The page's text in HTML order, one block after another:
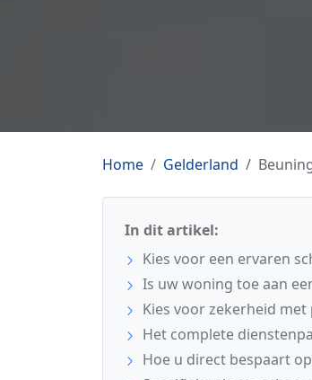
Home Gelderland
In dit artikel:
Kies voor een ervaren
Is uw woning toe aan
Kies voor zekerheid
Het complete
Hoe u direct bespaart